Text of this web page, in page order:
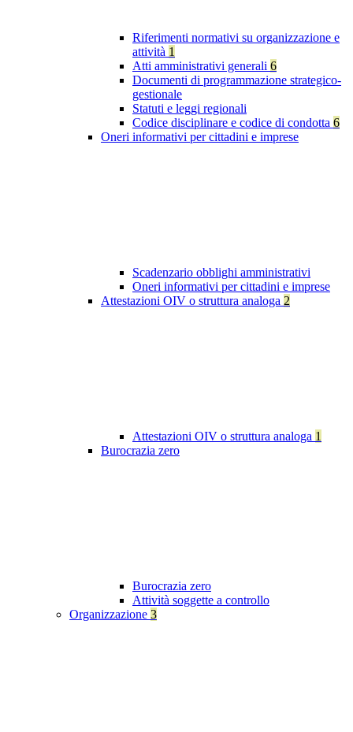
Riferimenti normativi su organizzazione e
attività 1
Atti amministrativi generali 6
Documenti di programmazione strategico-
gestionale
Statuti e leggi regionali
Codice disciplinare e codice di condotta 6
Oneri informativi per cittadini e imprese
Scadenzario obblighi amministrativi
Oneri informativi per cittadini e imprese
Attestazioni OIV o struttura analoga 2
Attestazioni OIV o struttura analoga 1
Burocrazia zero
Burocrazia zero
Attività soggette a controllo
Organizzazione 3